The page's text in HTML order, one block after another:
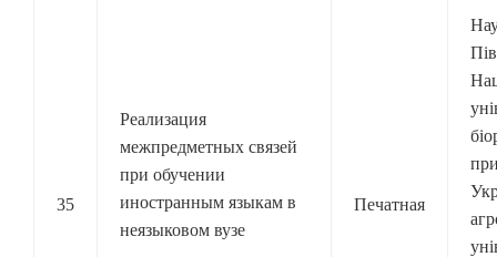
35
Реализация
межпредметных связей
при обучении
иностранным языкам в
неязыковом вузе
Печатная